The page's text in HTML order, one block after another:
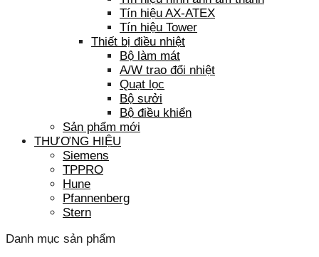
Tín hiệu AX-ATEX
Tín hiệu Tower
Thiết bị điều nhiệt
Bộ làm mát
A/W trao đổi nhiệt
Quạt lọc
Bộ sưởi
Bộ điều khiển
Sản phẩm mới
THƯƠNG HIỆU
Siemens
TPPRO
Hune
Pfannenberg
Stern
Danh mục sản phẩm